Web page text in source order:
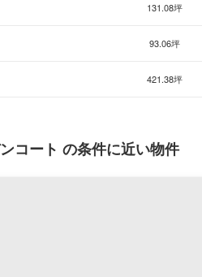
131.08坪
93.06坪
421.38坪
コート の条件に近い物件